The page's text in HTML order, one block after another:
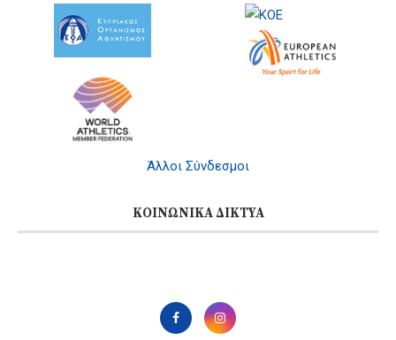
Άλλοι Σύνδεσμοι
ΚΟΙΝΩΝΙΚΆ ΔΊΚΤΥΑ